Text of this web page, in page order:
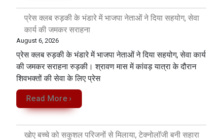
प्रेस क्लब रुड़की के भंडारे में भाजपा नेताओं ने दिया सहयोग, सेवा
कार्य की जमकर सराहना
August 6, 2026
प्रेस क्लब रुड़की के भंडारे में भाजपा नेताओं ने दिया सहयोग, सेवा कार्य
की जमकर सराहना रुड़की। श्रावण मास में कांवड़ यात्रा के दौरान
शिवभक्तों की सेवा के लिए प्रेस
Read More ›
खोए बच्चे को सकुशल परिजनों से मिलाया, टेक्नोलॉजी बनी सहारा